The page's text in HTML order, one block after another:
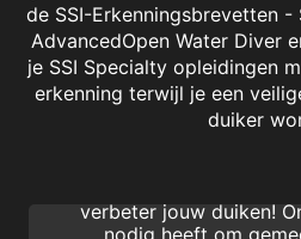
de SSI-Erkenningsbrevetten -
AdvancedOpen Water Diver
je SSI Specialty opleidingen
erkenning terwijl je een
duiker
Fish
verbeter jouw duiken!